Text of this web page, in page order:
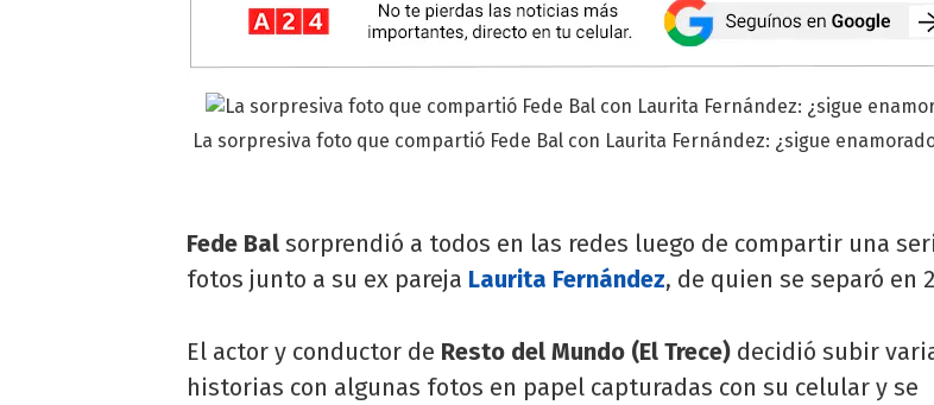
La sorpresiva foto que compartió Fede Bal con Laurita Fernández: ¿sigue
Fede Bal sorprendió a todos en las redes luego de compartir una
fotos junto a su ex pareja Laurita Fernández, de quien se separó en
El actor y conductor de Resto del Mundo (El Trece) decidió subir
historias con algunas fotos en papel capturadas con su celular y se